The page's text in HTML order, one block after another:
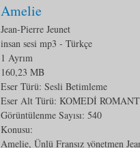
Amelie
Jean-Pierre Jeunet
insan sesi mp3 - Türkçe
1 Ayrım
160,23 MB
Eser Türü: Sesli Betimleme
Eser Alt Türü: KOMEDİ
Görüntülenme Sayısı: 540
Konusu:
Amelie, Ünlü Fransız yönetmen